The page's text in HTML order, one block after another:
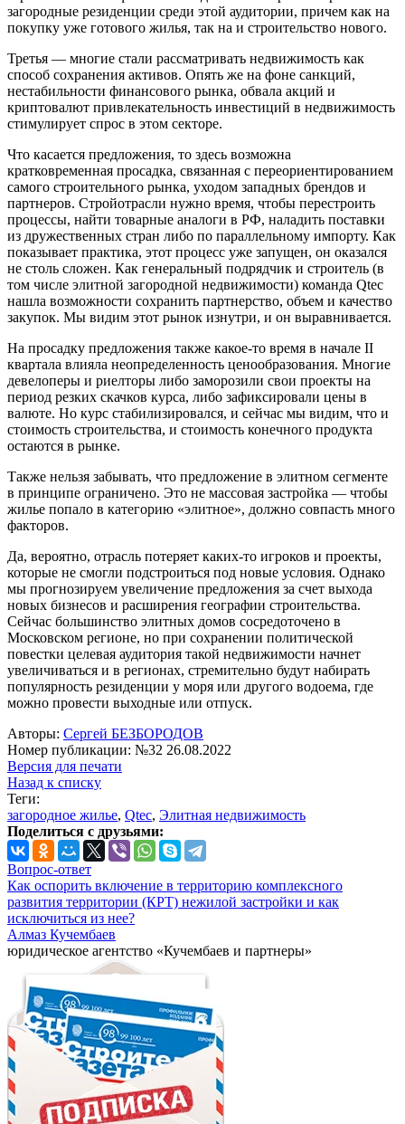
загородные резиденции среди этой аудитории, причем как на
покупку уже готового жилья, так на и строительство нового.
Третья — многие стали рассматривать недвижимость как
способ сохранения активов. Опять же на фоне санкций,
нестабильности финансового рынка, обвала акций и
криптовалют привлекательность инвестиций в недвижимость
стимулирует спрос в этом секторе.
Что касается предложения, то здесь возможна
кратковременная просадка, связанная с переориентированием
самого строительного рынка, уходом западных брендов и
партнеров. Стройотрасли нужно время, чтобы перестроить
процессы, найти товарные аналоги в РФ, наладить поставки
из дружественных стран либо по параллельному импорту. Как
показывает практика, этот процесс уже запущен, он оказался
не столь сложен. Как генеральный подрядчик и строитель (в
том числе элитной загородной недвижимости) команда Qtec
нашла возможности сохранить партнерство, объем и качество
закупок. Мы видим этот рынок изнутри, и он выравнивается.
На просадку предложения также какое-то время в начале II
квартала влияла неопределенность ценообразования. Многие
девелоперы и риелторы либо заморозили свои проекты на
период резких скачков курса, либо зафиксировали цены в
валюте. Но курс стабилизировался, и сейчас мы видим, что и
стоимость строительства, и стоимость конечного продукта
остаются в рынке.
Также нельзя забывать, что предложение в элитном сегменте
в принципе ограничено. Это не массовая застройка — чтобы
жилье попало в категорию «элитное», должно совпасть много
факторов.
Да, вероятно, отрасль потеряет каких-то игроков и проекты,
которые не смогли подстроиться под новые условия. Однако
мы прогнозируем увеличение предложения за счет выхода
новых бизнесов и расширения географии строительства.
Сейчас большинство элитных домов сосредоточено в
Московском регионе, но при сохранении политической
повестки целевая аудитория такой недвижимости начнет
увеличиваться и в регионах, стремительно будут набирать
популярность резиденции у моря или другого водоема, где
можно провести выходные или отпуск.
Авторы: Сергей БЕЗБОРОДОВ
Номер публикации: №32 26.08.2022
Версия для печати
Назад к списку
Теги:
загородное жилье, Qtec, Элитная недвижимость
Поделиться с друзьями:
Вопрос-ответ
Как оспорить включение в территорию комплексного
развития территории (КРТ) нежилой застройки и как
исключиться из нее?
Алмаз Кучембаев
юридическое агентство «Кучембаев и партнеры»